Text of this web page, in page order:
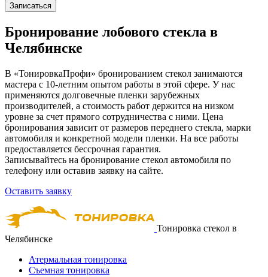
Бронирование лобового стекла в
Челябинске
В «ТонировкаПрофи» бронированием стекол занимаются
мастера с 10-летним опытом работы в этой сфере. У нас
применяются долговечные пленки зарубежных
производителей, а стоимость работ держится на низком
уровне за счет прямого сотрудничества с ними. Цена
бронирования зависит от размеров переднего стекла, марки
автомобиля и конкретной модели пленки. На все работы
предоставляется бессрочная гарантия.
Записывайтесь на бронирование стекол автомобиля по
телефону или оставив заявку на сайте.
Оставить заявку
Тонировка стекол в
Челябинске
Атермальная тонировка
Съемная тонировка